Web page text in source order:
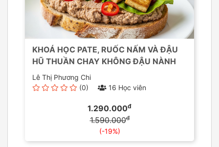
KHOÁ HỌC PATE, RUỐC NẤM VÀ ĐẬU
HŨ THUẦN CHAY KHÔNG ĐẬU NÀNH
Lê Thị Phương Chi
(0)
16 Học viên
1.290.000đ
1.590.000đ
(-19%)